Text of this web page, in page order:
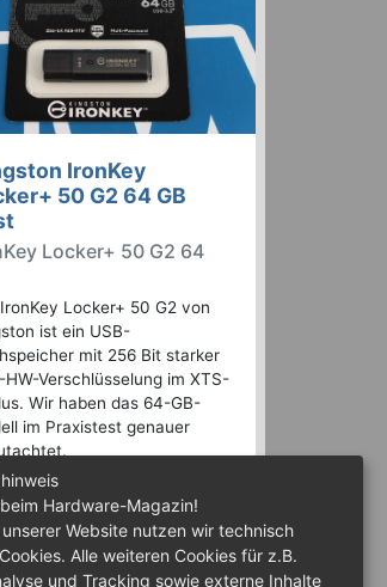
IronKey
50 G2 64 GB
Locker+ 50 G2 64
Locker+ 50 G2 von
ist ein USB-
mit 256 Bit starker
HW-Verschlüsselung im XTS-
Wir haben das 64-GB-
im Praxistest genauer
Hardware-Magazin!
Website nutzen wir technisch
Alle weiteren Cookies für z.B.
und Tracking sowie externe Inhalte